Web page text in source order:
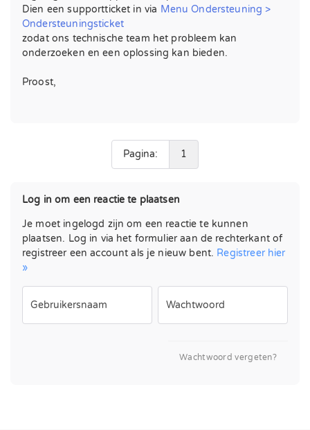
Dien een supportticket in via Menu Ondersteuning >
Ondersteuningsticket
zodat ons technische team het probleem kan
onderzoeken en een oplossing kan bieden.
Proost,
Pagina: 1
Log in om een ​​reactie te plaatsen
Je moet ingelogd zijn om een ​​reactie te kunnen
plaatsen. Log in via het formulier aan de rechterkant of
registreer een account als je nieuw bent. Registreer hier
»
Gebruikersnaam Wachtwoord
Wachtwoord vergeten?